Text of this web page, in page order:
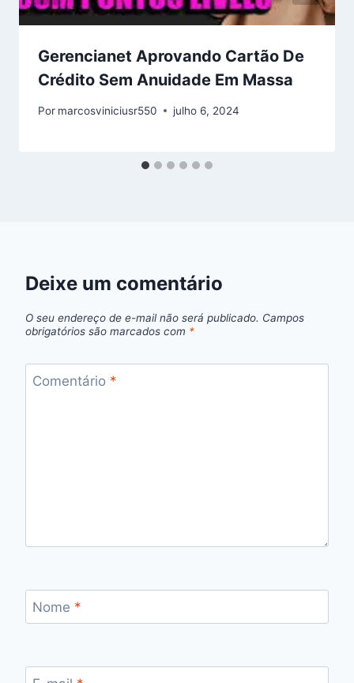
Gerencianet Aprovando Cartão De
Crédito Sem Anuidade Em Massa
Por marcosviniciusr550 julho 6, 2024
Deixe um comentário
O seu endereço de e-mail não será publicado. Campos
obrigatórios são marcados com *
Comentário *
Nome *